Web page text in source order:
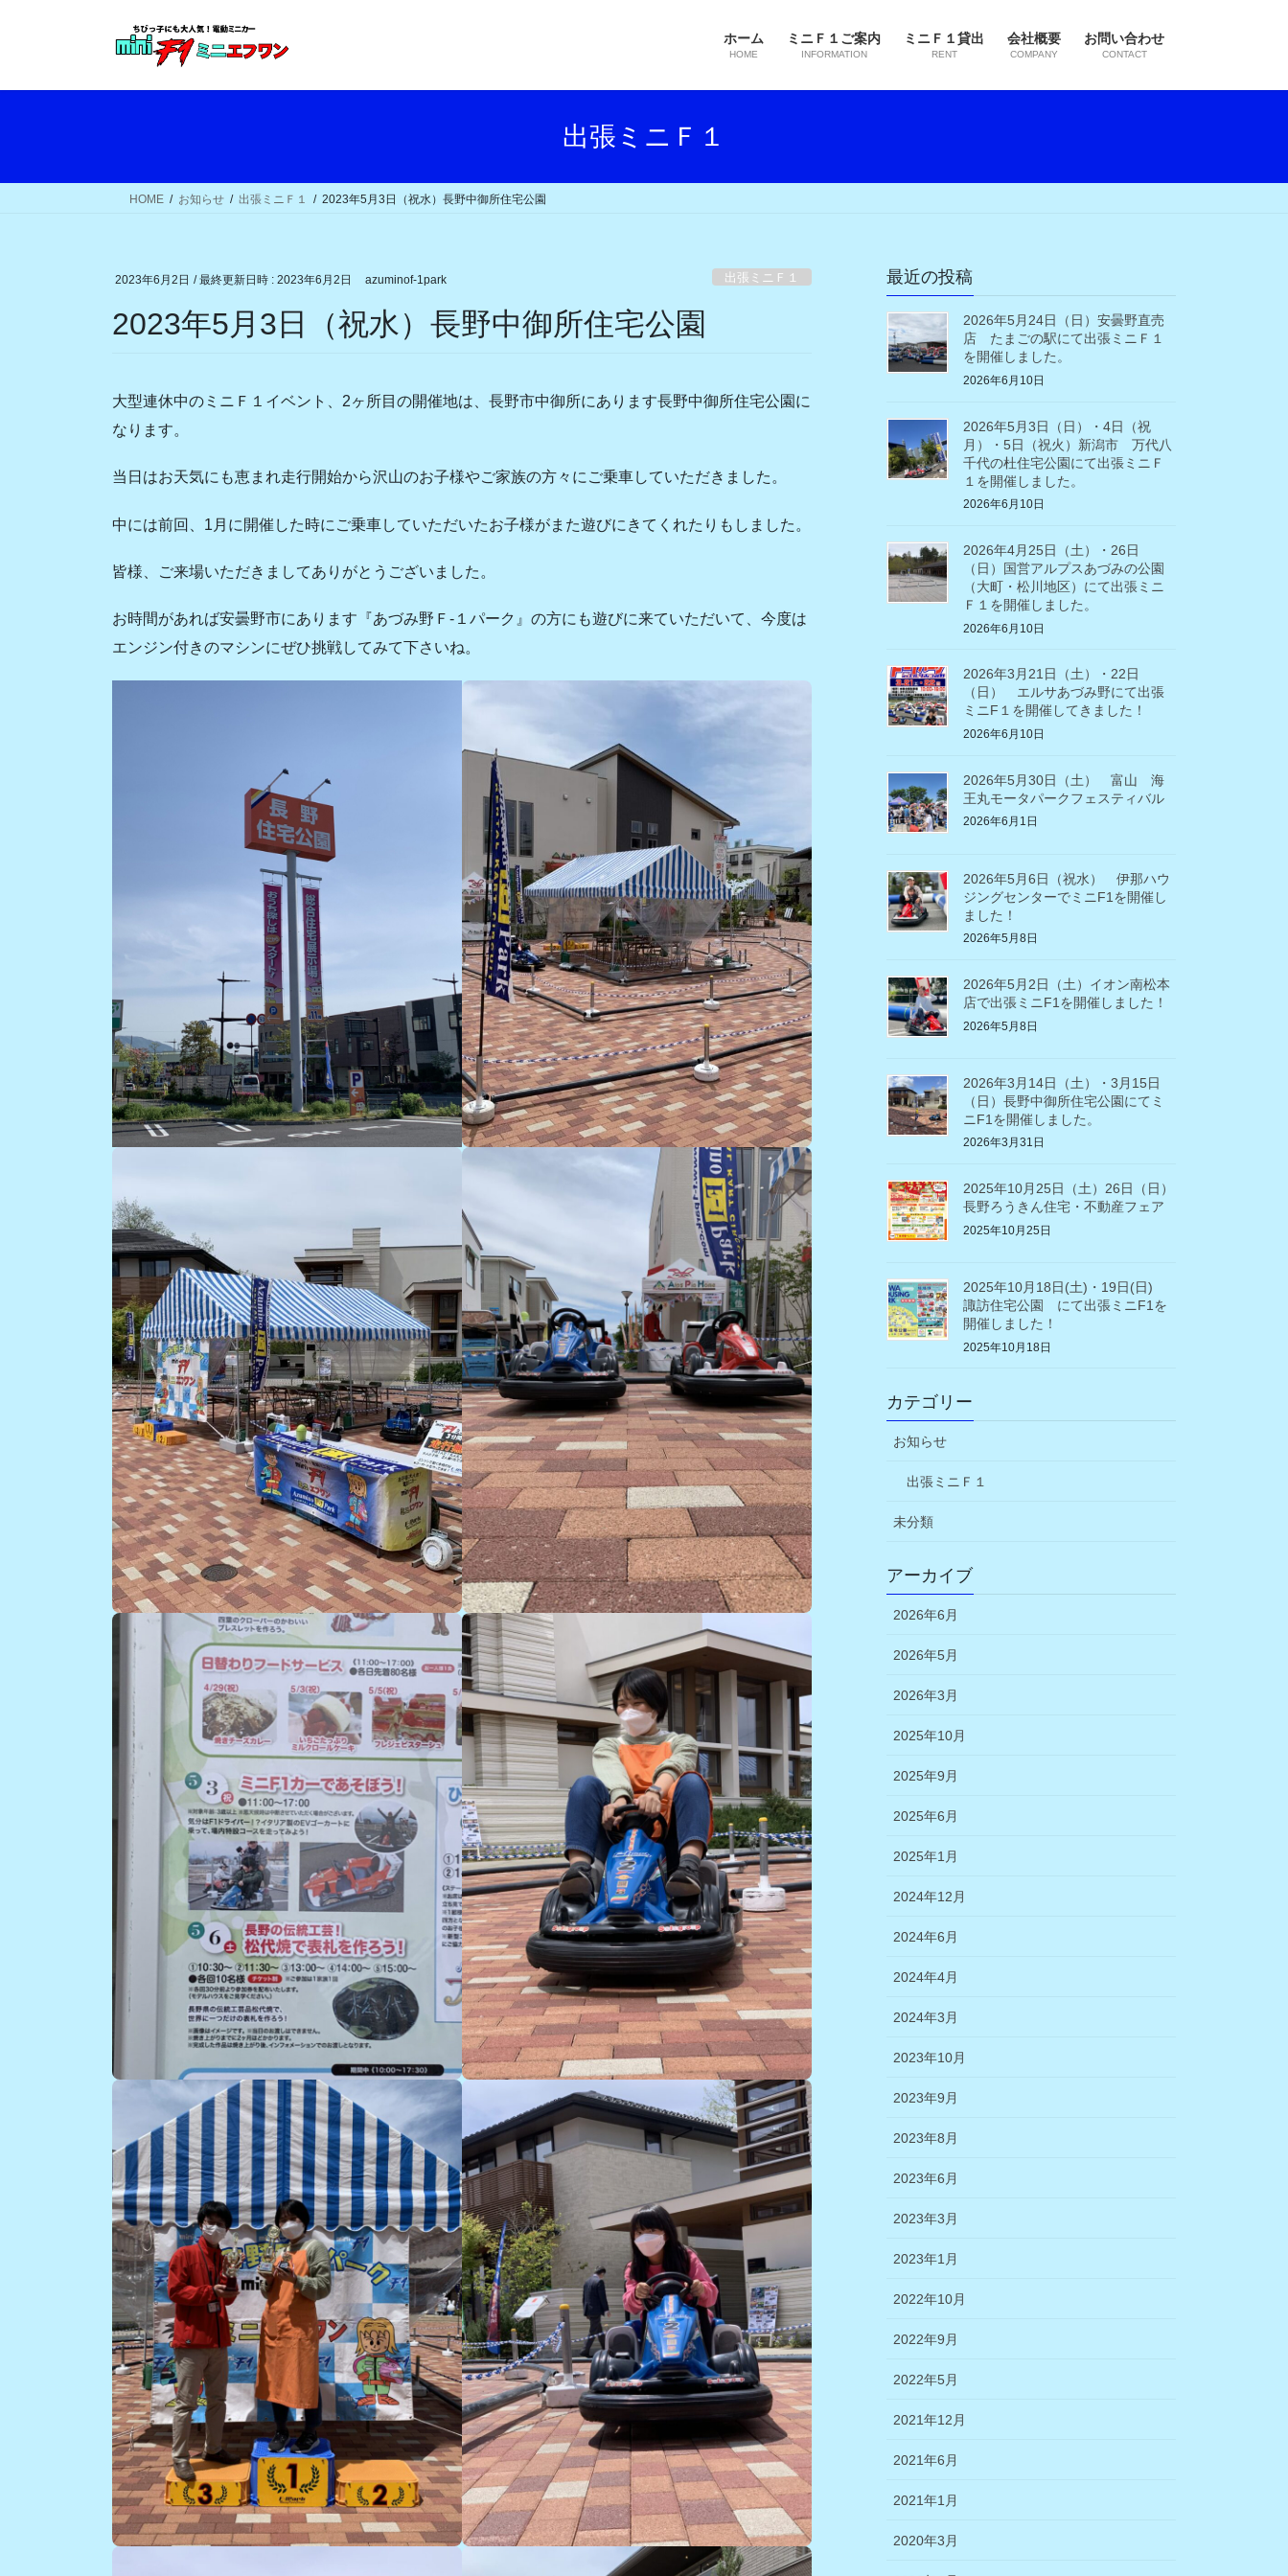
ホーム
HOME
ミニＦ１ご案内
INFORMATION
ミニＦ１貸出
RENT
会社概要
COMPANY
お問い合わせ
CONTACT
出張ミニＦ１
HOME お知らせ 出張ミニＦ１ 2023年5月3日（祝水）長野中御所住宅公園
2023年6月2日 / 最終更新日時 : 2023年6月2日 azuminof-1park 出張ミニＦ１
2023年5月3日（祝水）長野中御所住宅公園
大型連休中のミニＦ１イベント、2ヶ所目の開催地は、長野市中御所にあります長野中御所住宅公園に
なります。
当日はお天気にも恵まれ走行開始から沢山のお子様やご家族の方々にご乗車していただきました。
中には前回、1月に開催した時にご乗車していただいたお子様がまた遊びにきてくれたりもしました。
皆様、ご来場いただきましてありがとうございました。
お時間があれば安曇野市にあります『あづみ野Ｆ-１パーク』の方にも遊びに来ていただいて、今度は
エンジン付きのマシンにぜひ挑戦してみて下さいね。
最近の投稿
2026年5月24日（日）安曇野直売
店 たまごの駅にて出張ミニＦ１
を開催しました。
2026年6月10日
2026年5月3日（日）・4日（祝
月）・5日（祝火）新潟市 万代八
千代の杜住宅公園にて出張ミニＦ
１を開催しました。
2026年6月10日
2026年4月25日（土）・26日
（日）国営アルプスあづみの公園
（大町・松川地区）にて出張ミニ
Ｆ１を開催しました。
2026年6月10日
2026年3月21日（土）・22日
（日） エルサあづみ野にて出張
ミニF１を開催してきました！
2026年6月10日
2026年5月30日（土） 富山 海
王丸モータパークフェスティバル
2026年6月1日
2026年5月6日（祝水） 伊那ハウ
ジングセンターでミニF1を開催し
ました！
2026年5月8日
2026年5月2日（土）イオン南松本
店で出張ミニF1を開催しました！
2026年5月8日
2026年3月14日（土）・3月15日
（日）長野中御所住宅公園にてミ
ニF1を開催しました。
2026年3月31日
2025年10月25日（土）26日（日）
長野ろうきん住宅・不動産フェア
2025年10月25日
2025年10月18日(土)・19日(日)
諏訪住宅公園 にて出張ミニF1を
開催しました！
2025年10月18日
カテゴリー
お知らせ
出張ミニＦ１
未分類
アーカイブ
2026年6月
2026年5月
2026年3月
2025年10月
2025年9月
2025年6月
2025年1月
2024年12月
2024年6月
2024年4月
2024年3月
2023年10月
2023年9月
2023年8月
2023年6月
2023年3月
2023年1月
2022年10月
2022年9月
2022年5月
2021年12月
2021年6月
2021年1月
2020年3月